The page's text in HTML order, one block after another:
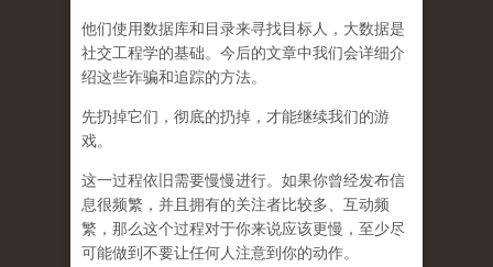
他们使用数据库和目录来寻找目标人，大数据是
社交工程学的基础。今后的文章中我们会详细介
绍这些诈骗和追踪的方法。
先扔掉它们，彻底的扔掉，才能继续我们的游
戏。
这一过程依旧需要慢慢进行。如果你曾经发布信
息很频繁，并且拥有的关注者比较多、互动频
繁，那么这个过程对于你来说应该更慢，至少尽
可能做到不要让任何人注意到你的动作。